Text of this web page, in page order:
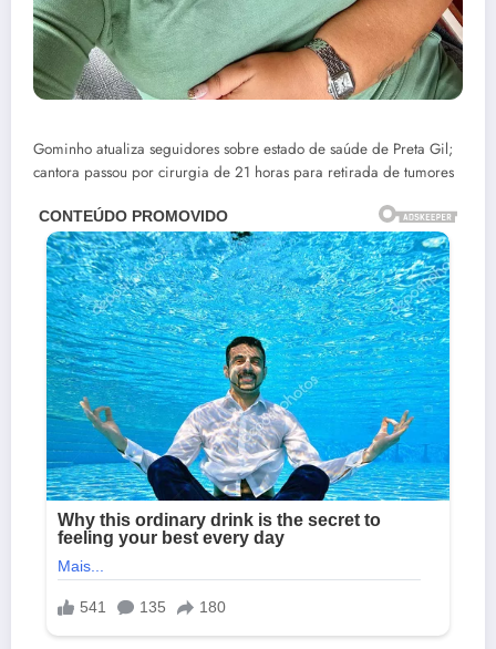
Gominho atualiza seguidores sobre estado de saúde de Preta Gil;
cantora passou por cirurgia de 21 horas para retirada de tumores